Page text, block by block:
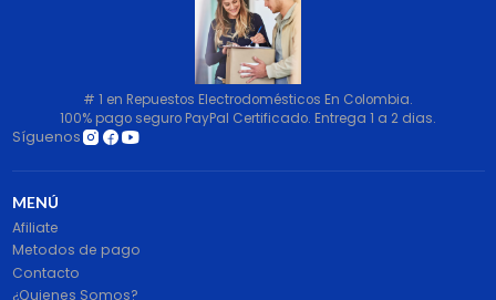
# 1 en Repuestos Electrodomésticos En Colombia.
100% pago seguro PayPal Certificado. Entrega 1 a 2 dias.
Síguenos
MENÚ
Afiliate
Metodos de pago
Contacto
¿Quienes Somos?